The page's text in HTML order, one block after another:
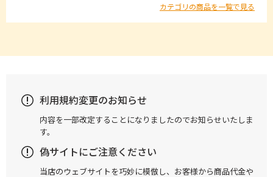
カテゴリの商品を一覧で見る
利用規約変更のお知らせ
内容を一部改定することになりましたのでお知らせいたしま
す。
偽サイトにご注意ください
当店のウェブサイトを巧妙に模倣し、お客様から商品代金や